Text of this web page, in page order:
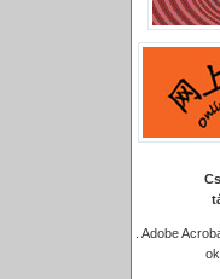
Adobe